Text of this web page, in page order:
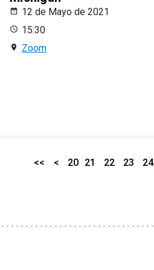
12 de Mayo de 2021
15:30
Zoom
<< < 20 21 22 23 24